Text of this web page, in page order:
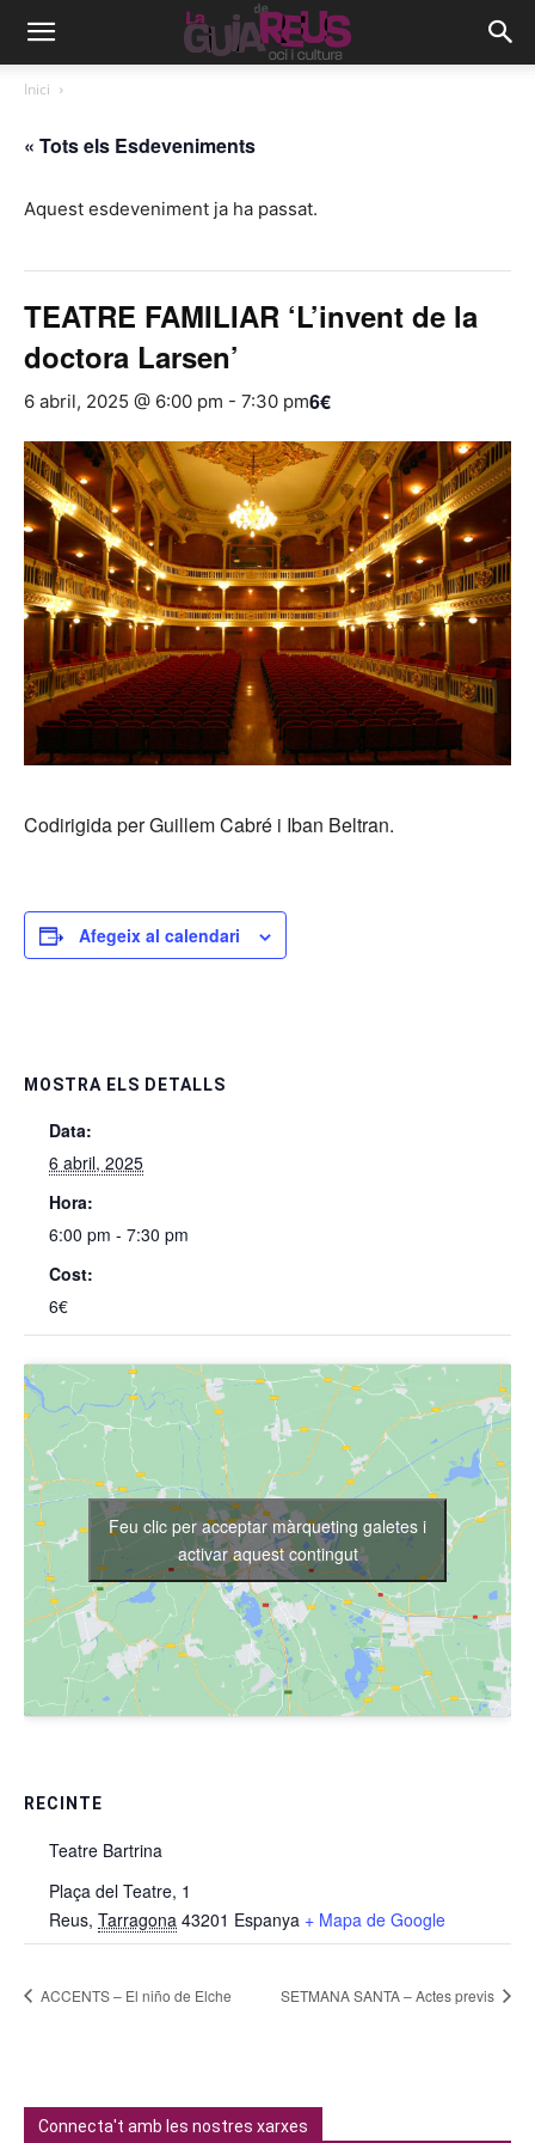
Inici
« Tots els Esdeveniments
Aquest esdeveniment ja ha passat.
TEATRE FAMILIAR ‘L’invent de la
doctora Larsen’
6 abril, 2025 @ 6:00 pm - 7:30 pm6€
Codirigida per Guillem Cabré i Iban Beltran.
Afegeix al calendari
MOSTRA ELS DETALLS
Data:
6 abril, 2025
Hora:
6:00 pm - 7:30 pm
Cost:
6€
RECINTE
Teatre Bartrina
Plaça del Teatre, 1
Reus, Tarragona 43201 Espanya + Mapa de Google
Feu clic per acceptar màrqueting galetes i
activar aquest contingut
ACCENTS – El niño de Elche SETMANA SANTA – Actes previs
Connecta't amb les nostres xarxes